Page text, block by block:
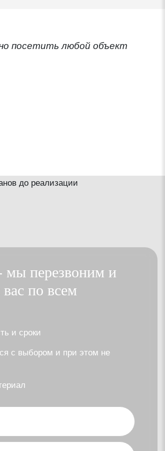
посетить любой объект
мы перезвоним и
по всем
и сроки
с выбором и при этом не